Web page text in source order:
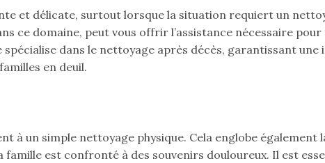
et délicate, surtout lorsque la situation requiert un
ce domaine, peut vous offrir l’assistance nécessaire
dans le nettoyage après décès, garantissant
en deuil.
à un simple nettoyage physique. Cela englobe également
est confronté à des souvenirs douloureux. Il est